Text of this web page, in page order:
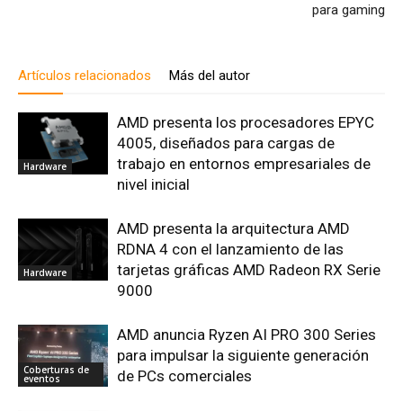
para gaming
Artículos relacionados Más del autor
Hardware
AMD presenta los procesadores EPYC
4005, diseñados para cargas de
trabajo en entornos empresariales de
nivel inicial
Hardware
AMD presenta la arquitectura AMD
RDNA 4 con el lanzamiento de las
tarjetas gráficas AMD Radeon RX Serie
9000
Coberturas de
eventos
AMD anuncia Ryzen AI PRO 300 Series
para impulsar la siguiente generación
de PCs comerciales